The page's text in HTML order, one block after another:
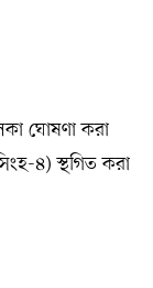
ঘোষণা করা
৪) স্থগিত করা